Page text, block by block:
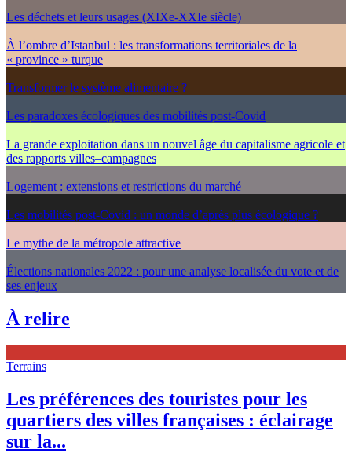
Les déchets et leurs usages (XIXe-XXIe siècle)
À l’ombre d’Istanbul : les transformations territoriales de la
« province » turque
Transformer le système alimentaire ?
Les paradoxes écologiques des mobilités post-Covid
La grande exploitation dans un nouvel âge du capitalisme agricole et
des rapports villes–campagnes
Logement : extensions et restrictions du marché
Les mobilités post-Covid : un monde d’après plus écologique ?
Le mythe de la métropole attractive
Élections nationales 2022 : pour une analyse localisée du vote et de
ses enjeux
À relire
Terrains
Les préférences des touristes pour les
quartiers des villes françaises : éclairage
sur la...